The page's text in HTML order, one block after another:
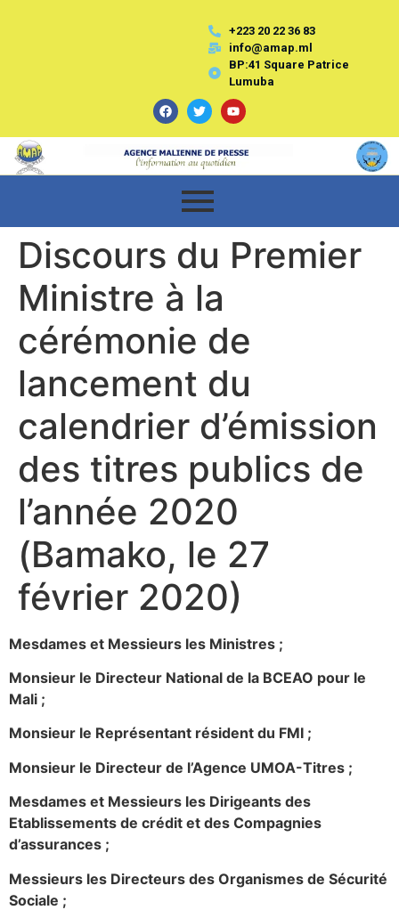
+223 20 22 36 83
info@amap.ml
BP:41 Square Patrice
Lumuba
Discours du Premier
Ministre à la
cérémonie de
lancement du
calendrier d’émission
des titres publics de
l’année 2020
(Bamako, le 27
février 2020)
Mesdames et Messieurs les Ministres ;
Monsieur le Directeur National de la BCEAO pour le
Mali ;
Monsieur le Représentant résident du FMI ;
Monsieur le Directeur de l’Agence UMOA-Titres ;
Mesdames et Messieurs les Dirigeants des
Etablissements de crédit et des Compagnies
d’assurances ;
Messieurs les Directeurs des Organismes de Sécurité
Sociale ;